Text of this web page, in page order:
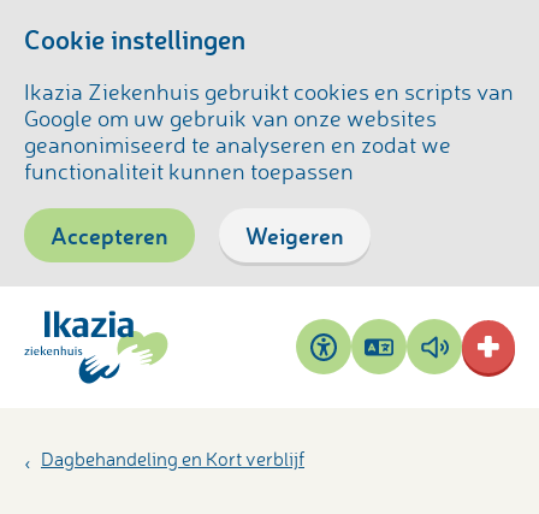
Cookie instellingen
Ikazia Ziekenhuis gebruikt cookies en scripts van
Google om uw gebruik van onze websites
geanonimiseerd te analyseren en zodat we
functionaliteit kunnen toepassen
Accepteren Weigeren
Toegankelijkheid
Pagina
vertalen
Pagina
voorlezen
Dagbehandeling en Kort verblijf